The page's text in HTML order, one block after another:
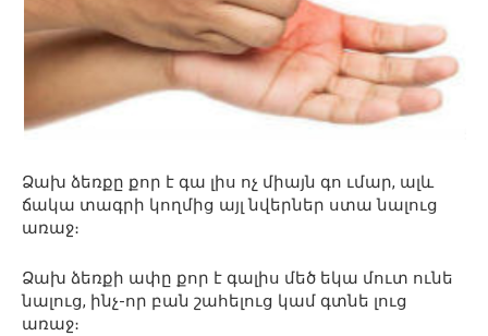
Ձախ ձեռքը քոր է գա լիս ոչ միայն գո ւմար, ալև
ճակա տագրի կողմից այլ նվերներ ստա նալուց
առաջ։
Ձախ ձեռքի ափը քոր է գալիս մեծ եկա մուտ ունե
նալուց, ինչ-որ բան շահելուց կամ գտնե լուց
առաջ։